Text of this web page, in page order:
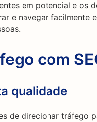
em potencial e os
e navegar facilmente
com
qualidade
de direcionar tráfego